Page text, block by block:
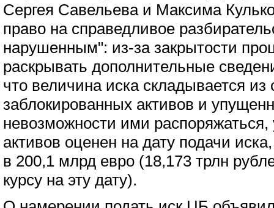
Сергея Савельева и Максима
право на справедливое
нарушенным": из-за закрытости
раскрывать дополнительные
что величина иска складывается из
заблокированных активов и
невозможности ими
активов оценен на дату подачи
в 200,1 млрд евро (18,173 трлн
курсу на эту дату).